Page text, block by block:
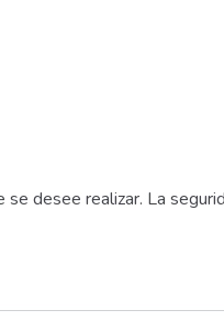
desee realizar. La